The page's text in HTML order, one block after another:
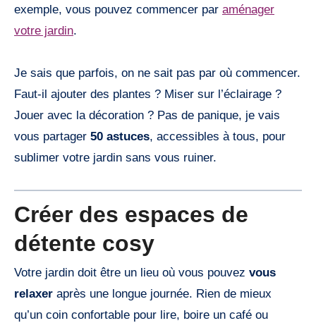
exemple, vous pouvez commencer par aménager
votre jardin.
Je sais que parfois, on ne sait pas par où commencer.
Faut-il ajouter des plantes ? Miser sur l’éclairage ?
Jouer avec la décoration ? Pas de panique, je vais
vous partager 50 astuces, accessibles à tous, pour
sublimer votre jardin sans vous ruiner.
Créer des espaces de
détente cosy
Votre jardin doit être un lieu où vous pouvez vous
relaxer après une longue journée. Rien de mieux
qu’un coin confortable pour lire, boire un café ou